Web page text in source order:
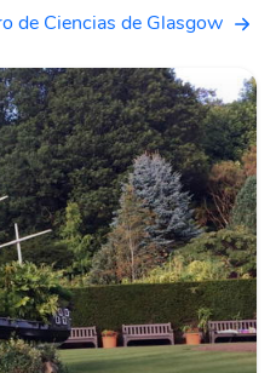
de Ciencias de Glasgow